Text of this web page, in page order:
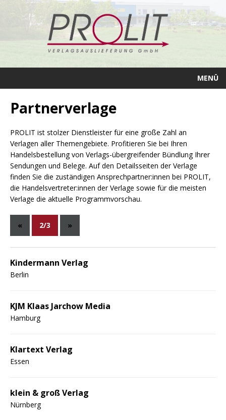
MENÜ
Partnerverlage
PROLIT ist stolzer Dienstleister für eine große Zahl an
Verlagen aller Themengebiete. Profitieren Sie bei Ihren
Handelsbestellung von Verlags-übergreifender Bündlung Ihrer
Sendungen und Belege. Auf den Detailsseiten der Verlage
finden Sie die zuständigen Ansprechpartner:innen bei PROLIT,
die Handelsvertreter:innen der Verlage sowie für die meisten
Verlage die aktuelle Programmvorschau.
« 2/3 »
Kindermann Verlag
Berlin
KJM Klaas Jarchow Media
Hamburg
Klartext Verlag
Essen
klein & groß Verlag
Nürnberg